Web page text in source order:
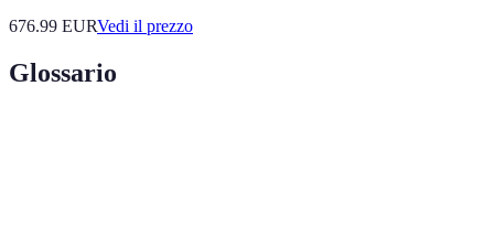
676.99 EURVedi il prezzo
Glossario